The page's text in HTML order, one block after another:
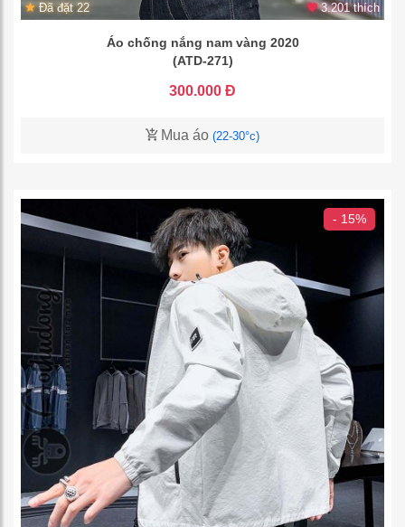
Đã đặt 22 3.201 thích
Áo chống nắng nam vàng 2020
(ATD-271)
300.000 Đ
Mua áo (22-30°c)
- 15%